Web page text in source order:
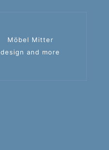
Möbel Mitter
design and more